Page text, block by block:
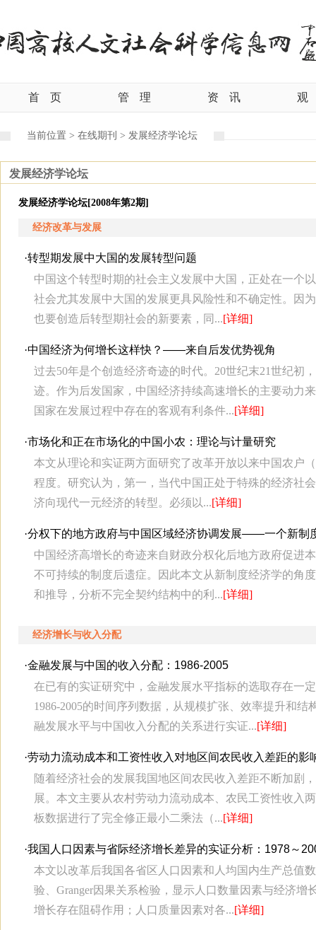
首 页 管 理 资 讯 观
当前位置 > 在线期刊 > 发展经济学论坛
发展经济学论坛
发展经济学论坛[2008年第2期]
经济改革与发展
·转型期发展中大国的发展转型问题
中国这个转型时期的社会主义发展中大国，正处在一个
社会尤其发展中大国的发展更具风险性和不确定性。因
也要创造后转型期社会的新要素，同...[详细]
·中国经济为何增长这样快？——来自后发优势视角
过去50年是个创造经济奇迹的时代。20世纪末21世纪初
迹。作为后发国家，中国经济持续高速增长的主要动力
国家在发展过程中存在的客观有利条件...[详细]
·市场化和正在市场化的中国小农：理论与计量研究
本文从理论和实证两方面研究了改革开放以来中国农户
程度。研究认为，第一，当代中国正处于特殊的经济社
济向现代一元经济的转型。必须以...[详细]
·分权下的地方政府与中国区域经济协调发展――一个新制
中国经济高增长的奇迹来自财政分权化后地方政府促进
不可持续的制度后遗症。因此本文从新制度经济学的角
和推导，分析不完全契约结构中的利...[详细]
经济增长与收入分配
·金融发展与中国的收入分配：1986-2005
在已有的实证研究中，金融发展水平指标的选取存在一
1986-2005的时间序列数据，从规模扩张、效率提升和
融发展水平与中国收入分配的关系进行实证...[详细]
·劳动力流动成本和工资性收入对地区间农民收入差距的影
随着经济社会的发展我国地区间农民收入差距不断加剧
展。本文主要从农村劳动力流动成本、农民工资性收入
板数据进行了完全修正最小二乘法（...[详细]
·我国人口因素与省际经济增长差异的实证分析：1978～
本文以改革后我国各省区人口因素和人均国内生产总值
验、Granger因果关系检验，显示人口数量因素与经济
增长存在阻碍作用；人口质量因素对各...[详细]